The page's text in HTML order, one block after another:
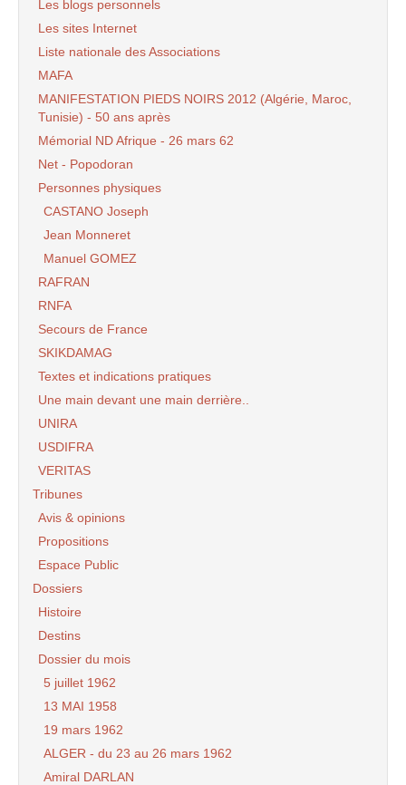
Les blogs personnels
Les sites Internet
Liste nationale des Associations
MAFA
MANIFESTATION PIEDS NOIRS 2012 (Algérie, Maroc,
Tunisie) - 50 ans après
Mémorial ND Afrique - 26 mars 62
Net - Popodoran
Personnes physiques
CASTANO Joseph
Jean Monneret
Manuel GOMEZ
RAFRAN
RNFA
Secours de France
SKIKDAMAG
Textes et indications pratiques
Une main devant une main derrière..
UNIRA
USDIFRA
VERITAS
Tribunes
Avis & opinions
Propositions
Espace Public
Dossiers
Histoire
Destins
Dossier du mois
5 juillet 1962
13 MAI 1958
19 mars 1962
ALGER - du 23 au 26 mars 1962
Amiral DARLAN